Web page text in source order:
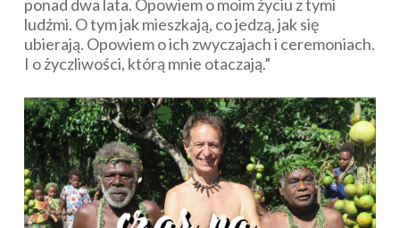
ponad dwa lata. Opowiem o moim życiu z tymi
ludźmi. O tym jak mieszkają, co jedzą, jak się
ubierają. Opowiem o ich zwyczajach i ceremoniach.
I o życzliwości, którą mnie otaczają.”